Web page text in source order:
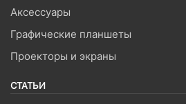
Аксессуары
Графические планшеты
Проекторы и экраны
СТАТЬИ